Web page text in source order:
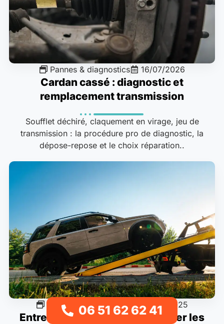
Pannes & diagnostics 16/07/2026
Cardan cassé : diagnostic et
remplacement transmission
Soufflet déchiré, claquement en virage, jeu de
transmission : la procédure pro de diagnostic, la
dépose-repose et le choix réparation..
Préparation saisonnière 18/11/2025
Entretien & Révision Auto : Éviter les
06 51 62 62 41